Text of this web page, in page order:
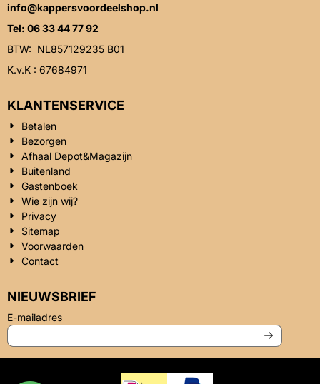
info@kappersvoordeelshop.nl
Tel: 06 33 44 77 92
BTW: NL857129235 B01
K.v.K : 67684971
KLANTENSERVICE
Betalen
Bezorgen
Afhaal Depot&Magazijn
Buitenland
Gastenboek
Wie zijn wij?
Privacy
Sitemap
Voorwaarden
Contact
NIEUWSBRIEF
E-mailadresVul je e-mailadres in voor de nieuwsbrief